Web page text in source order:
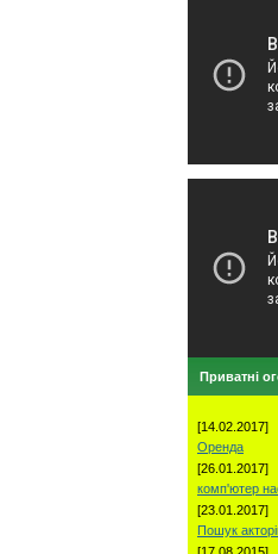
Приватні
[14.02.2017]
Оренда
[26.01.2017]
комп'ютер
[23.01.2017]
Пошук